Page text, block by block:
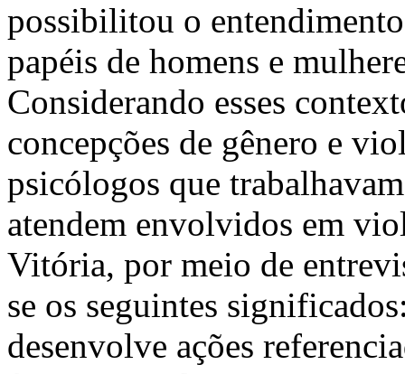
possibilitou o
papéis de homens e
Considerando esses
concepções de gênero e
psicólogos que
atendem envolvidos em
Vitória, por meio de
se os seguintes
desenvolve ações